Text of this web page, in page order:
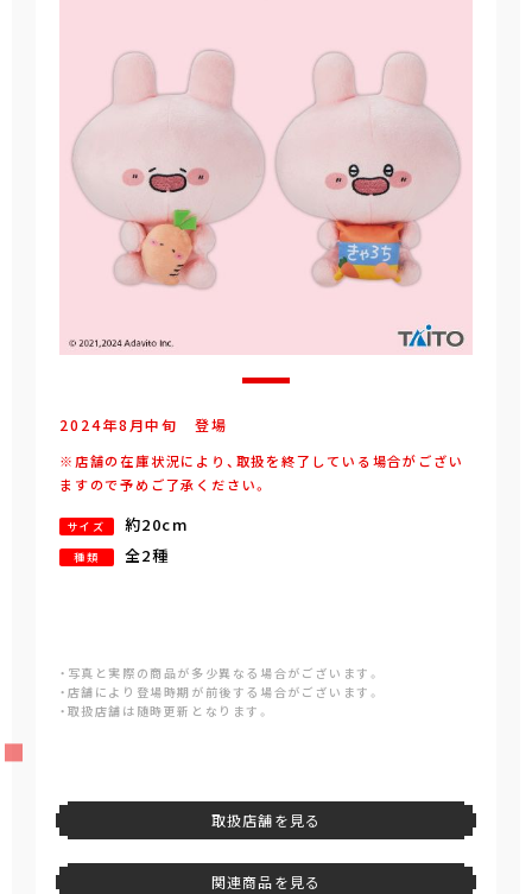
2024年8 月中旬 登場
※店舗の在庫状況により、取扱を終了している場合がござい
ますので予めご了承ください。
サイズ 約20cm
種類 全2種
・写真と実際の商品が多少異なる場合がございます。
・店舗により登場時期が前後する場合がございます。
・取扱店舗は随時更新となります。
取扱店舗を見る
関連商品を見る